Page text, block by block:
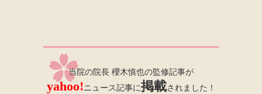
当院の院長 櫻木慎也の監修記事が
yahoo! ニュース記事に掲載されました！